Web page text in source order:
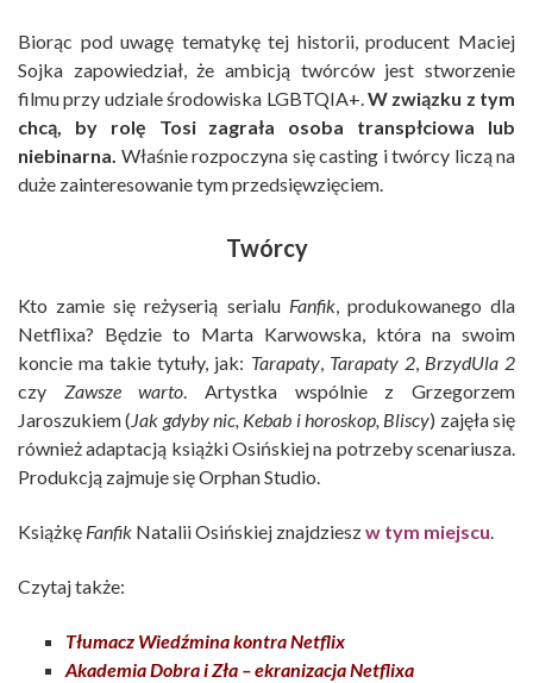
Biorąc pod uwagę tematykę tej historii, producent Maciej
Sojka zapowiedział, że ambicją twórców jest stworzenie
filmu przy udziale środowiska LGBTQIA+.W związku z tym
chcą, by rolę Tosi zagrała osoba transpłciowa lub
niebinarna. Właśnie rozpoczyna się casting i twórcy liczą na
duże zainteresowanie tym przedsięwzięciem.
Twórcy
Kto zamie się reżyserią serialu Fanfik, produkowanego dla
Netflixa? Będzie to Marta Karwowska, która na swoim
koncie ma takie tytuły, jak: Tarapaty, Tarapaty 2, BrzydUla 2
czy Zawsze warto. Artystka wspólnie z Grzegorzem
Jaroszukiem (Jak gdyby nic, Kebab i horoskop, Bliscy) zajęła się
również adaptacją książki Osińskiej na potrzeby scenariusza.
Produkcją zajmuje się Orphan Studio.
Książkę Fanfik Natalii Osińskiej znajdzieszw tym miejscu.
Czytaj także:
Tłumacz Wiedźmina kontra Netflix
Akademia Dobra i Zła – ekranizacja Netflixa